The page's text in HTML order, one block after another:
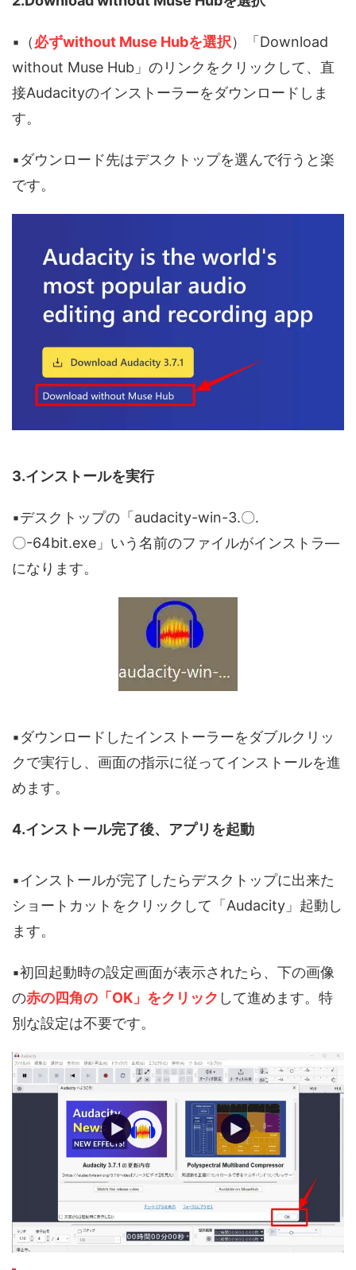
▪️（必ずwithout Muse Hubを選択）「Download
without Muse Hub」のリンクをクリックして、直
接Audacityのインストーラーをダウンロードしま
す。
▪️ダウンロード先はデスクトップを選んで行うと楽
です。
3.インストールを実行
▪️デスクトップの「audacity-win-3.〇.
〇-64bit.exe」いう名前のファイルがインストラ―
になります。
▪️ダウンロードしたインストーラーをダブルクリッ
クで実行し、画面の指示に従ってインストールを進
めます。
4.インストール完了後、アプリを起動
▪️インストールが完了したらデスクトップに出来た
ショートカットをクリックして「Audacity」起動し
ます。
▪️初回起動時の設定画面が表示されたら、下の画像
の赤の四角の「OK」をクリック して進めます。特
別な設定は不要です。